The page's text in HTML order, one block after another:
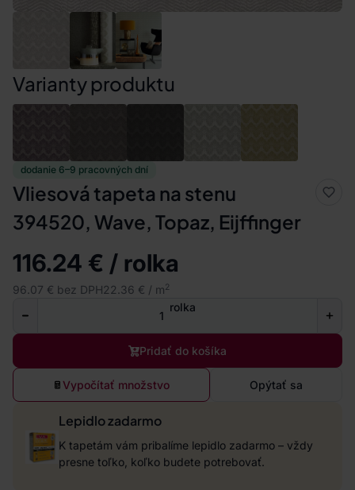
dodanie 6–9 pracovných dní
Vliesová tapeta na stenu
394520, Wave, Topaz, Eijffinger
116.24 € / rolka
96.07 € bez DPH22.36 € / m2
rolka
Pridať do košíka
Vypočítať množstvo Opýtať sa
Lepidlo zadarmo
K tapetám vám pribalíme lepidlo zadarmo – vždy
presne toľko, koľko budete potrebovať.
Varianty produktu